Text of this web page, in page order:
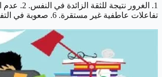
تفاعلات عاطفية غير مستقرة. 6. صعوبة في التفاعل مع الآخرين وفهمهم. 7. حذرية زائدة في التعامل مع الآخرين.